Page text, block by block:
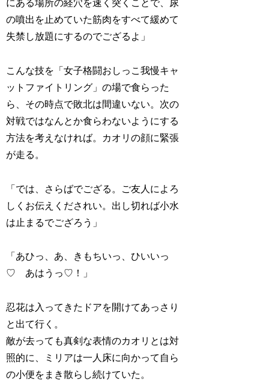
にある場所の経穴を速く突くことで、尿
の噴出を止めていた筋肉をすべて緩めて
失禁し放題にするのでござるよ」
こんな技を「女子格闘おしっこ我慢キャ
ットファイトリング」の場で食らった
ら、その時点で敗北は間違いない。次の
対戦ではなんとか食らわないようにする
方法を考えなければ。カオリの顔に緊張
が走る。
「では、さらばでござる。ご友人によろ
しくお伝えくだされい。出し切れば小水
は止まるでござろう」
「あひっ、あ、きもちいっ、ひいいっ
♡ あはうっ♡！」
忍花は入ってきたドアを開けてあっさり
と出て行く。
敵が去っても真剣な表情のカオリとは対
照的に、ミリアは一人床に向かって自ら
の小便をまき散らし続けていた。